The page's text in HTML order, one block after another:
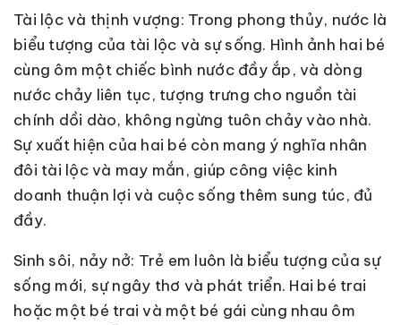
Tài lộc và thịnh vượng: Trong phong thủy, nước là
biểu tượng của tài lộc và sự sống. Hình ảnh hai bé
cùng ôm một chiếc bình nước đầy ắp, và dòng
nước chảy liên tục, tượng trưng cho nguồn tài
chính dồi dào, không ngừng tuôn chảy vào nhà.
Sự xuất hiện của hai bé còn mang ý nghĩa nhân
đôi tài lộc và may mắn, giúp công việc kinh
doanh thuận lợi và cuộc sống thêm sung túc, đủ
đầy.
Sinh sôi, nảy nở: Trẻ em luôn là biểu tượng của sự
sống mới, sự ngây thơ và phát triển. Hai bé trai
hoặc một bé trai và một bé gái cùng nhau ôm